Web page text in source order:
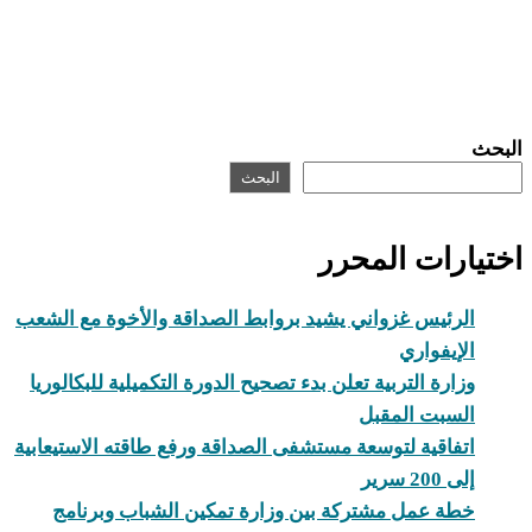
البحث
البحث
اختيارات المحرر
الرئيس غزواني يشيد بروابط الصداقة والأخوة مع الشعب
الإيفواري
وزارة التربية تعلن بدء تصحيح الدورة التكميلية للبكالوريا
السبت المقبل
اتفاقية لتوسعة مستشفى الصداقة ورفع طاقته الاستيعابية
إلى 200 سرير
خطة عمل مشتركة بين وزارة تمكين الشباب وبرنامج